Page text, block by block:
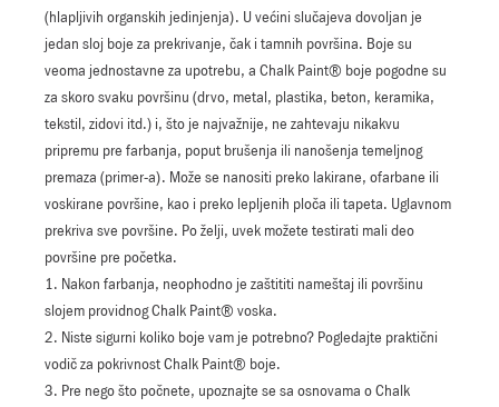
(hlapljivih organskih jedinjenja). U većini slučajeva dovoljan je
jedan sloj boje za prekrivanje, čak i tamnih površina. Boje su
veoma jednostavne za upotrebu, a Chalk Paint® boje pogodne su
za skoro svaku površinu (drvo, metal, plastika, beton, keramika,
tekstil, zidovi itd.) i, što je najvažnije, ne zahtevaju nikakvu
pripremu pre farbanja, poput brušenja ili nanošenja temeljnog
premaza (primer-a). Može se nanositi preko lakirane, ofarbane ili
voskirane površine, kao i preko lepljenih ploča ili tapeta. Uglavnom
prekriva sve površine. Po želji, uvek možete testirati mali deo
površine pre početka.
1. Nakon farbanja, neophodno je zaštititi nameštaj ili površinu
slojem providnog Chalk Paint® voska.
2. Niste sigurni koliko boje vam je potrebno? Pogledajte praktični
vodič za pokrivnost Chalk Paint® boje.
3. Pre nego što počnete, upoznajte se sa osnovama o Chalk